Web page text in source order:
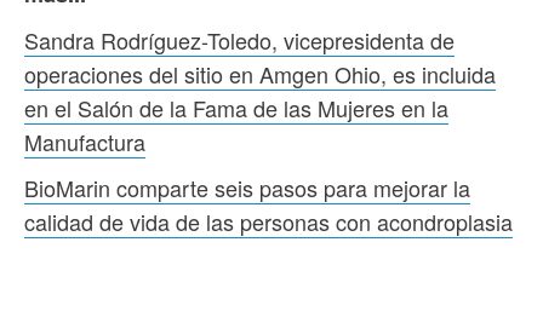
Sandra Rodríguez-Toledo, vicepresidenta de
operaciones del sitio en Amgen Ohio, es incluida
en el Salón de la Fama de las Mujeres en la
Manufactura
BioMarin comparte seis pasos para mejorar la
calidad de vida de las personas con acondroplasia